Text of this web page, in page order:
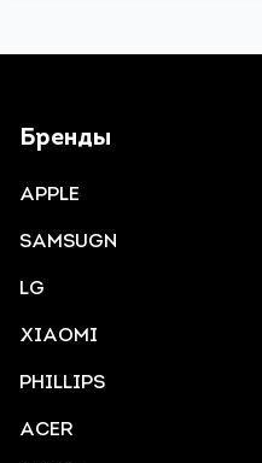
Бренды
APPLE
SAMSUGN
LG
XIAOMI
PHILLIPS
ACER